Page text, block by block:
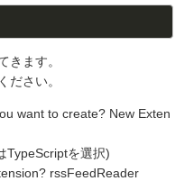
きます。
ださい。
want to create? New Exten
を選択)
rssFeedReader